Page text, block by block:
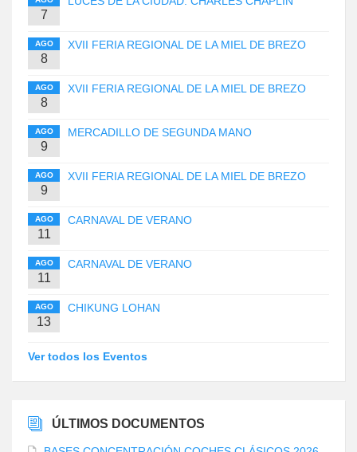
7
AGO
8
XVII FERIA REGIONAL DE LA MIEL DE BREZO
AGO
8
XVII FERIA REGIONAL DE LA MIEL DE BREZO
AGO
9
MERCADILLO DE SEGUNDA MANO
AGO
9
XVII FERIA REGIONAL DE LA MIEL DE BREZO
AGO
11
CARNAVAL DE VERANO
AGO
11
CARNAVAL DE VERANO
AGO
13
CHIKUNG LOHAN
Ver todos los Eventos
ÚLTIMOS DOCUMENTOS